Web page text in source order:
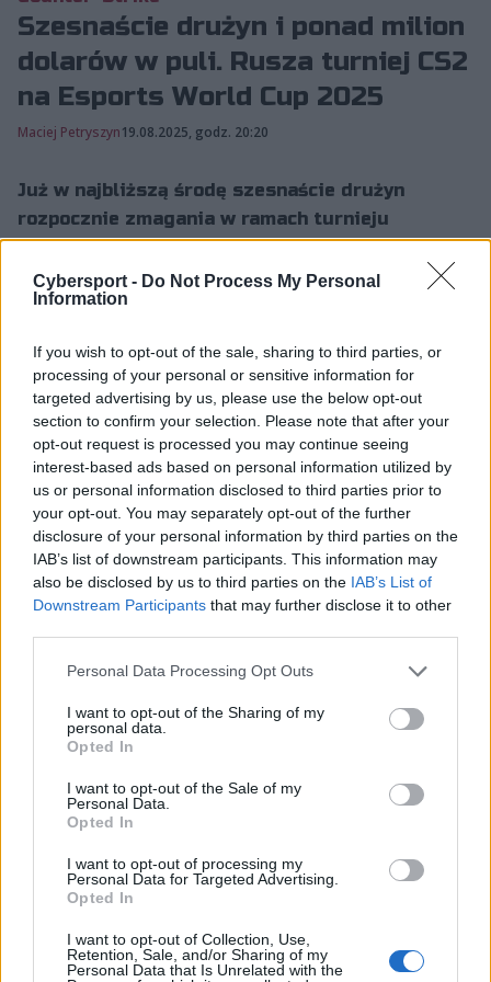
Cybersport - Do Not Process My Personal
Information
If you wish to opt-out of the sale, sharing to third parties, or
processing of your personal or sensitive information for
targeted advertising by us, please use the below opt-out
section to confirm your selection. Please note that after your
opt-out request is processed you may continue seeing
interest-based ads based on personal information utilized by
us or personal information disclosed to third parties prior to
your opt-out. You may separately opt-out of the further
disclosure of your personal information by third parties on the
IAB’s list of downstream participants. This information may
also be disclosed by us to third parties on the IAB’s List of
Downstream Participants that may further disclose it to other
Personal Data Processing Opt Outs
I want to opt-out of the Sharing of my
personal data.
Opted In
I want to opt-out of the Sale of my
Personal Data.
Opted In
I want to opt-out of processing my
Personal Data for Targeted Advertising.
Opted In
I want to opt-out of Collection, Use,
Retention, Sale, and/or Sharing of my
Personal Data that Is Unrelated with the
Szesnaście drużyn i ponad milion
dolarów w puli. Rusza turniej CS2
na Esports World Cup 2025
Maciej Petryszyn19.08.2025, godz. 20:20
Już w najbliższą środę szesnaście drużyn
rozpocznie zmagania w ramach turnieju
Counter-Strike 2 podczas Esports World Cup
2025. W rywalizacji o nagrody z puli nagród
wynoszącej 1 250 000 dolarów staną najlepsze
Esports World Cup w Rijadzie trwa w najlepsze, wkrótce
jednak przyciągnie uwagę wszystkich fanów Counter-
Strike 2, którego rozgrywki rozpoczną się już 20
sierpnia. Pula nagród wynosi 1 250 000 dolarów, a do
walki stanie absolutna światowa czołówka. Pośród
szesnastu zaproszonych drużyn wymienić można
Spirit, Team Vitality, The MongolZ czy Natus Vincere.
Wyjątkowym aspektem EWC 2025 jest format Single
Elimination, obowiązujący od pierwszego dnia
rozgrywek. Oznacza to, że występujące drużyny nie
porażka jest równoznaczna z odpadnięciem z turnieju.
Wpływa to jednak znacząco na stawkę każdego z
Rozgrywki Counter-Strike 2 na EWC nie obejdą się bez
organizuje GAM3RS_X, a mecze dostępne będą na
kanałach izaka w serwisach Twitch oraz YouTube. Za
zasiądą Maciej "Morgen" Żuchowski, Łukasz "Hermes"
Pożyczek, Olaf "Szeregowy" Ostrowski oraz Jakub